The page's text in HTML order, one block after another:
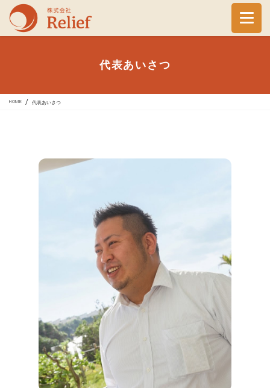
キッ
ゲー
動
代表あいさつ
HOME 代表あいさつ